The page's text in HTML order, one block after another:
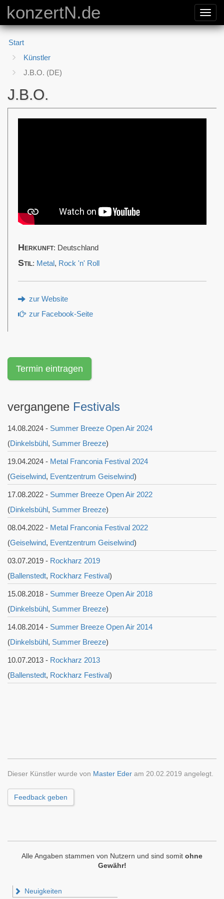
konzertN.de
Start
Künstler
J.B.O. (DE)
J.B.O.
Herkunft: Deutschland
Stil: Metal , Rock 'n' Roll
zur Website
zur Facebook-Seite
Termin eintragen
vergangene Festivals
14.08.2024 - Summer Breeze Open Air 2024
(Dinkelsbühl, Summer Breeze)
19.04.2024 - Metal Franconia Festival 2024
(Geiselwind, Eventzentrum Geiselwind)
17.08.2022 - Summer Breeze Open Air 2022
(Dinkelsbühl, Summer Breeze)
08.04.2022 - Metal Franconia Festival 2022
(Geiselwind, Eventzentrum Geiselwind)
03.07.2019 - Rockharz 2019
(Ballenstedt, Rockharz Festival)
15.08.2018 - Summer Breeze Open Air 2018
(Dinkelsbühl, Summer Breeze)
14.08.2014 - Summer Breeze Open Air 2014
(Dinkelsbühl, Summer Breeze)
10.07.2013 - Rockharz 2013
(Ballenstedt, Rockharz Festival)
Dieser Künstler wurde von Master Eder am 20.02.2019 angelegt.
Feedback geben
Alle Angaben stammen von Nutzern und sind somit ohne
Gewähr!
Neuigkeiten